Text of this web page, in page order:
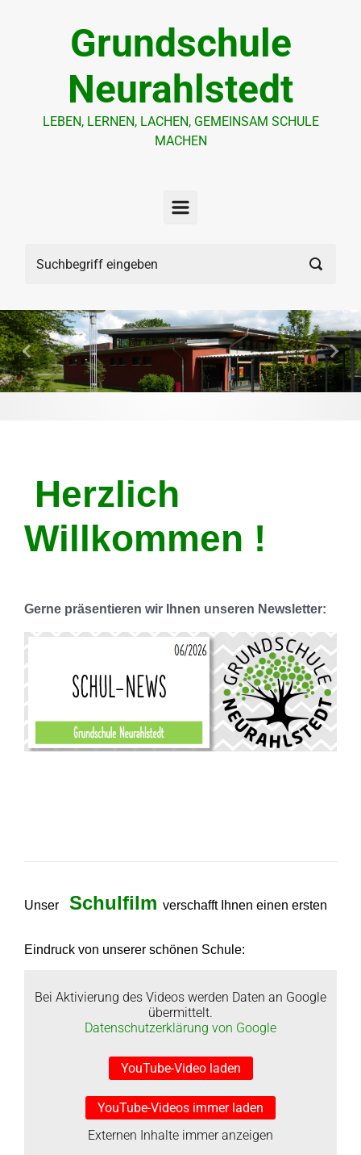
Grundschule
Neurahlstedt
LEBEN, LERNEN, LACHEN, GEMEINSAM SCHULE
MACHEN
Vorheriger
Herzlich
Willkommen !
Gerne präsentieren wir Ihnen unseren Newsletter:
Unser Schulfilm verschafft Ihnen einen ersten
Eindruck von unserer schönen Schule:
Bei Aktivierung des Videos werden Daten an Google
übermittelt.
Datenschutzerklärung von Google
YouTube-Video laden
YouTube-Videos immer laden
Externen Inhalte immer anzeigen